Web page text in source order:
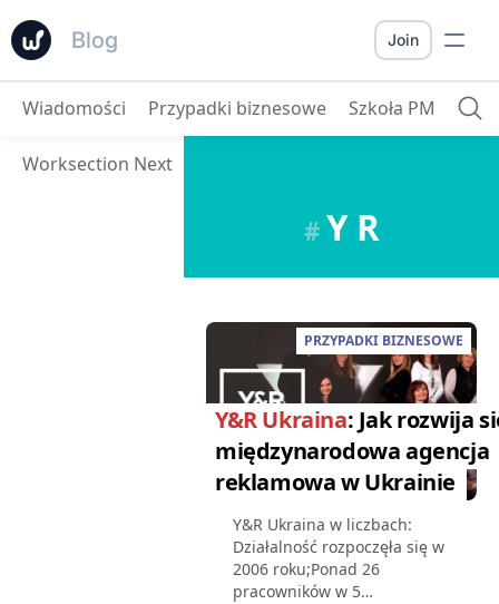
Blog Join
Wiadomości Przypadki biznesowe Szkoła PM
Worksection Next
#Y R
PRZYPADKI BIZNESOWE
Y&R Ukraina: Jak rozwija
międzynarodowa agencja
reklamowa w Ukrainie
Y&R Ukraina w liczbach:
Działalność rozpoczęła się w
2006 roku;Ponad 26
pracowników w 5